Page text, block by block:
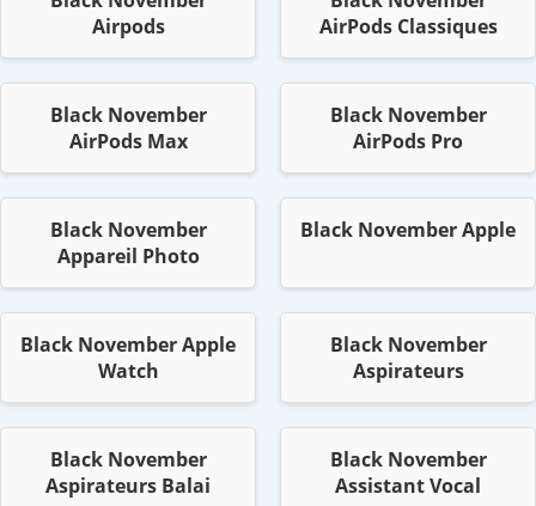
Airpods
AirPods Classiques
Black November
AirPods Max
Black November
AirPods Pro
Black November
Appareil Photo
Black November Apple
Black November Apple
Watch
Black November
Aspirateurs
Black November
Aspirateurs Balai
Black November
Assistant Vocal